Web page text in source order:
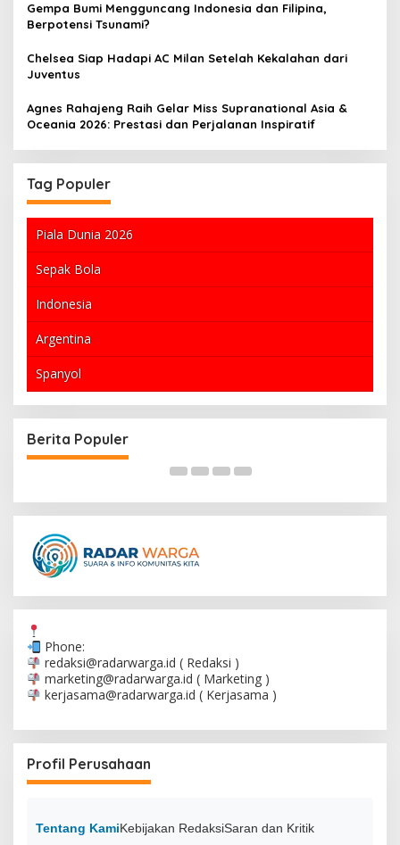
Gempa Bumi Mengguncang Indonesia dan Filipina,
Berpotensi Tsunami?
Chelsea Siap Hadapi AC Milan Setelah Kekalahan dari
Juventus
Agnes Rahajeng Raih Gelar Miss Supranational Asia &
Oceania 2026: Prestasi dan Perjalanan Inspiratif
Tag Populer
Piala Dunia 2026
Sepak Bola
Indonesia
Argentina
Spanyol
Berita Populer
Sejarah, Makna, dan Cara
Harga Emas
Phone:
redaksi@radarwarga.id ( Redaksi )
marketing@radarwarga.id ( Marketing )
kerjasama@radarwarga.id ( Kerjasama )
Profil Perusahaan
Tentang KamiKebijakan RedaksiSaran dan Kritik